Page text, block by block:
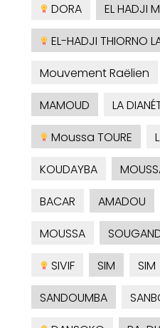
DORA
EL HADJI
EL-HADJI THIORNO
Mouvement Raëlien
MAMOUD
LA
Moussa TOURE
KOUDAYBA
BACAR
AMADOU
MOUSSA
SIVIF
SIM SIM
SANDOUMBA